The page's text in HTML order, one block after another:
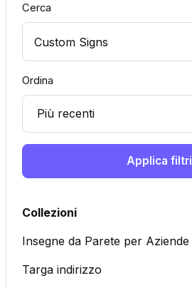
Cerca
Ordina
Applica filtri
Collezioni
Insegne da Parete per Aziende
Targa indirizzo